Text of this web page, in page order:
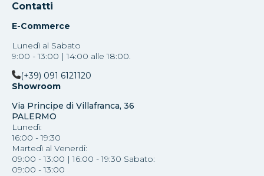
Contatti
E-Commerce
Lunedì al Sabato
9:00 - 13:00 | 14:00 alle 18:00.
(+39) 091 6121120
Showroom
Via Principe di Villafranca, 36
PALERMO
Lunedì:
16:00 - 19:30
Martedì al Venerdi:
09:00 - 13:00 | 16:00 - 19:30 Sabato:
09:00 - 13:00